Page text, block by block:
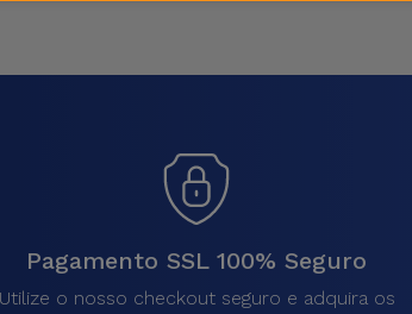
Pagamento SSL 100% Seguro
Utilize o nosso checkout seguro e adquira os